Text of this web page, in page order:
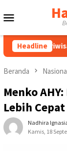
ke
Headline
Beranda
Menko
Lebih
Nadhira
Kamis, 18